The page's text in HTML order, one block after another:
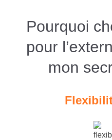
Pourquoi
pour
mon